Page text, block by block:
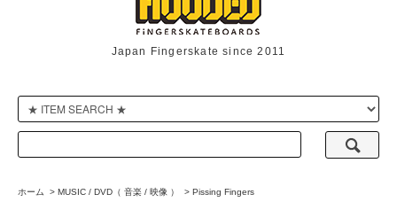
Japan Fingerskate since 2011
ホーム > MUSIC / DVD（ 音楽 / 映像 ） > Pissing Fingers